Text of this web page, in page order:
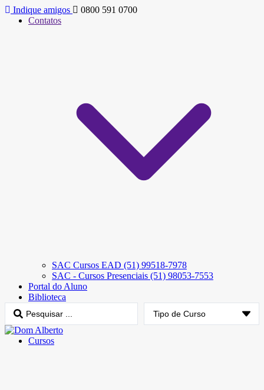
Indique amigos
0800 591 0700
Contatos
SAC Cursos EAD (51) 99518-7978
SAC - Cursos Presenciais (51) 98053-7553
Portal do Aluno
Biblioteca
Cursos